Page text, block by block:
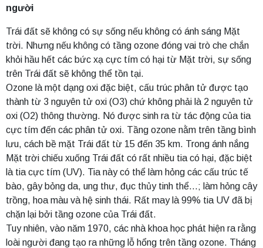
người
Trái đất sẽ không có sự sống nếu không có ánh sáng Mặt
trời. Nhưng nếu không có tầng ozone đóng vai trò che chắn
khỏi hầu hết các bức xạ cực tím có hại từ Mặt trời, sự sống
trên Trái đất sẽ không thể tồn tại.
Ozone là một dạng oxi đặc biệt, cấu trúc phân tử được tạo
thành từ 3 nguyên tử oxi (O3) chứ không phải là 2 nguyên tử
oxi (O2) thông thường. Nó được sinh ra từ tác động của tia
cực tím đến các phân tử oxi. Tầng ozone nằm trên tầng bình
lưu, cách bề mặt Trái đất từ 15 đến 35 km. Trong ánh nắng
Mặt trời chiếu xuống Trái đất có rất nhiều tia có hại, đặc biệt
là tia cực tím (UV). Tia này có thể làm hỏng các cấu trúc tế
bào, gây bỏng da, ung thư, đục thủy tinh thể…; làm hỏng cây
trồng, hoa màu và hệ sinh thái. Rất may là 99% tia UV đã bị
chặn lại bởi tầng ozone của Trái đất.
Tuy nhiên, vào năm 1970, các nhà khoa học phát hiện ra rằng
loài người đang tạo ra những lỗ hổng trên tầng ozone. Tháng